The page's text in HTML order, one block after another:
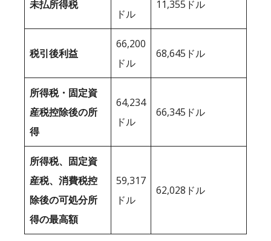
未払所得税
ドル
11,355ドル
税引後利益
66,200
ドル
68,645ドル
所得税・固定資
産税控除後の所
得
64,234
ドル
66,345ドル
所得税、固定資
産税、消費税控
除後の可処分所
得の最高額
59,317
ドル
62,028ドル